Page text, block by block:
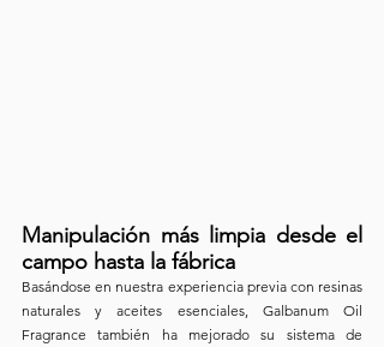
Manipulación más limpia desde el
campo hasta la fábrica
Basándose en nuestra experiencia previa con resinas
naturales y aceites esenciales, Galbanum Oil
Fragrance también ha mejorado su sistema de